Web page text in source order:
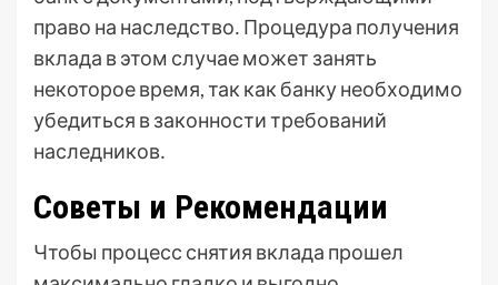
право на наследство․ Процедура получения
вклада в этом случае может занять
некоторое время, так как банку необходимо
убедиться в законности требований
наследников․
Советы и Рекомендации
Чтобы процесс снятия вклада прошел